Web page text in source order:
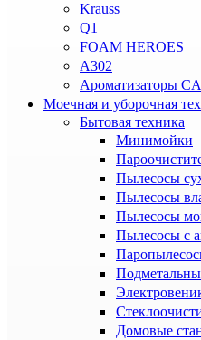
Krauss
Q1
FOAM HEROES
A302
Ароматизаторы
Моечная и уборочная
Бытовая техника
Минимойки
Пылесосы
Пылесосы
Пылесосы
Пылесосы с
Домовые